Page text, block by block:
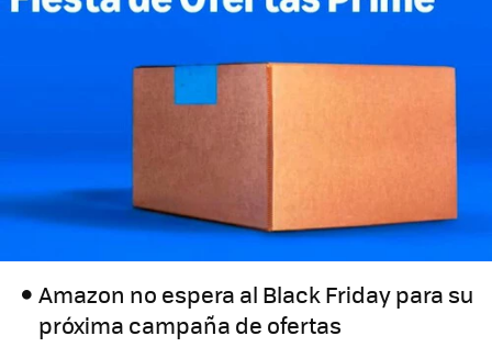
Amazon no espera al Black Friday para su
próxima campaña de ofertas